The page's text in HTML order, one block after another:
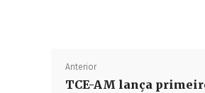
Anterior
TCE-AM lança